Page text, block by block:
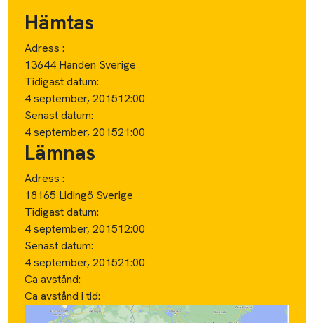
Hämtas
Adress :
13644 Handen Sverige
Tidigast datum:
4 september, 201512:00
Senast datum:
4 september, 201521:00
Lämnas
Adress :
18165 Lidingö Sverige
Tidigast datum:
4 september, 201512:00
Senast datum:
4 september, 201521:00
Ca avstånd:
Ca avstånd i tid: